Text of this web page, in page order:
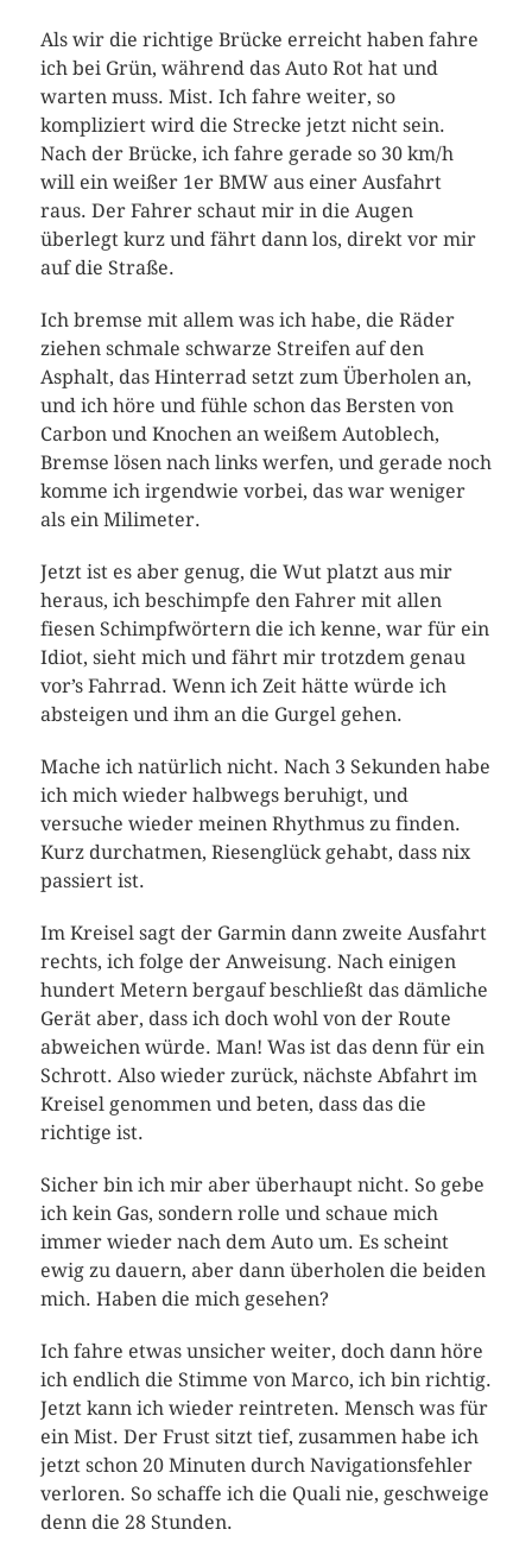
Als wir die richtige Brücke erreicht haben fahre
ich bei Grün, während das Auto Rot hat und
warten muss. Mist. Ich fahre weiter, so
kompliziert wird die Strecke jetzt nicht sein.
Nach der Brücke, ich fahre gerade so 30 km/h
will ein weißer 1er BMW aus einer Ausfahrt
raus. Der Fahrer schaut mir in die Augen
überlegt kurz und fährt dann los, direkt vor mir
auf die Straße.
Ich bremse mit allem was ich habe, die Räder
ziehen schmale schwarze Streifen auf den
Asphalt, das Hinterrad setzt zum Überholen an,
und ich höre und fühle schon das Bersten von
Carbon und Knochen an weißem Autoblech,
Bremse lösen nach links werfen, und gerade noch
komme ich irgendwie vorbei, das war weniger
als ein Milimeter.
Jetzt ist es aber genug, die Wut platzt aus mir
heraus, ich beschimpfe den Fahrer mit allen
fiesen Schimpfwörtern die ich kenne, war für ein
Idiot, sieht mich und fährt mir trotzdem genau
vor’s Fahrrad. Wenn ich Zeit hätte würde ich
absteigen und ihm an die Gurgel gehen.
Mache ich natürlich nicht. Nach 3 Sekunden habe
ich mich wieder halbwegs beruhigt, und
versuche wieder meinen Rhythmus zu finden.
Kurz durchatmen, Riesenglück gehabt, dass nix
passiert ist.
Im Kreisel sagt der Garmin dann zweite Ausfahrt
rechts, ich folge der Anweisung. Nach einigen
hundert Metern bergauf beschließt das dämliche
Gerät aber, dass ich doch wohl von der Route
abweichen würde. Man! Was ist das denn für ein
Schrott. Also wieder zurück, nächste Abfahrt im
Kreisel genommen und beten, dass das die
richtige ist.
Sicher bin ich mir aber überhaupt nicht. So gebe
ich kein Gas, sondern rolle und schaue mich
immer wieder nach dem Auto um. Es scheint
ewig zu dauern, aber dann überholen die beiden
mich. Haben die mich gesehen?
Ich fahre etwas unsicher weiter, doch dann höre
ich endlich die Stimme von Marco, ich bin richtig.
Jetzt kann ich wieder reintreten. Mensch was für
ein Mist. Der Frust sitzt tief, zusammen habe ich
jetzt schon 20 Minuten durch Navigationsfehler
verloren. So schaffe ich die Quali nie, geschweige
denn die 28 Stunden.